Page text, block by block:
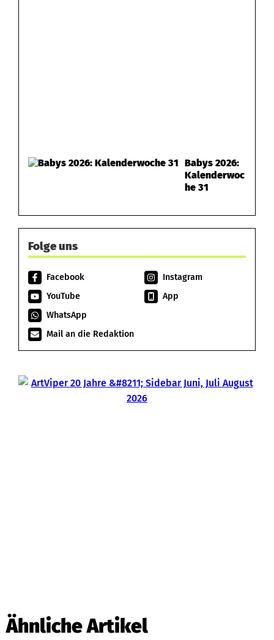
Babys 2026:
Kalenderwoc
he 31
Folge uns
Facebook
Instagram
YouTube
App
WhatsApp
Mail an die Redaktion
Ähnliche Artikel